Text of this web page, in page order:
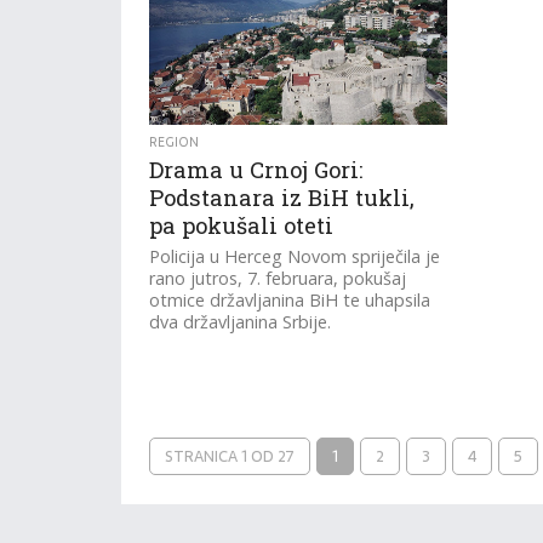
REGION
Drama u Crnoj Gori:
Podstanara iz BiH tukli,
pa pokušali oteti
Policija u Herceg Novom spriječila je
rano jutros, 7. februara, pokušaj
otmice državljanina BiH te uhapsila
dva državljanina Srbije.
STRANICA 1 OD 27 1 2 3 4 5